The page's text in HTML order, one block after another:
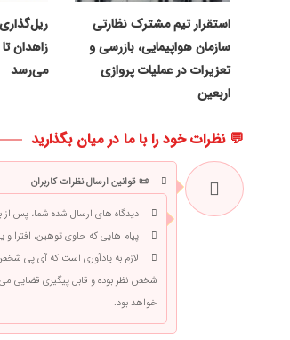
استقرار تیم مشترک نظارتی
سازمان هواپیمایی، بازرسی و
تعزیرات در عملیات پروازی
اربعین
زاهدان
می‌رسد
💬 نظرات خود را با ما در میان بگذارید
📜 قوانین ارسال نظرات کاربران
دیدگاه های ارسال شده شما، پس
پیام هایی که حاوی توهین، افترا و
لازم به یادآوری است که آی پی
شخص نظر بوده و قابل پیگیری قضایی
خواهد بود.